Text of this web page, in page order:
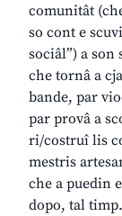
comunitât
so cont e
sociâl”) a son
che tornâ a
bande, par
par provâ a
ri/costruî lis
mestris
che a puedin
dopo, tal timp.